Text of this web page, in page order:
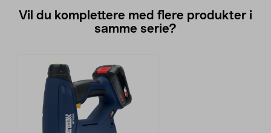
Vil du komplettere med flere produkter i
samme serie?